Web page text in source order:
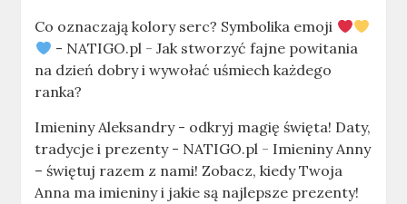
Co oznaczają kolory serc? Symbolika emoji
- NATIGO.pl - Jak stworzyć fajne powitania
na dzień dobry i wywołać uśmiech każdego
ranka?
Imieniny Aleksandry - odkryj magię święta! Daty,
tradycje i prezenty - NATIGO.pl - Imieniny Anny
– świętuj razem z nami! Zobacz, kiedy Twoja
Anna ma imieniny i jakie są najlepsze prezenty!